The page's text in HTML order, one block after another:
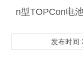
n型TOPCon电
发布时间